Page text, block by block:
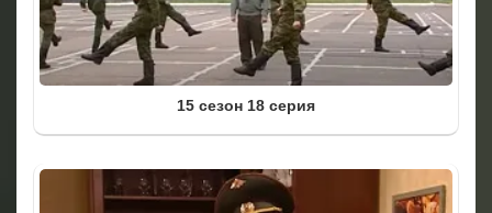
15 сезон 18 серия